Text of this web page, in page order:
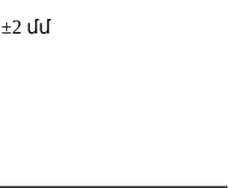
±2 մմ